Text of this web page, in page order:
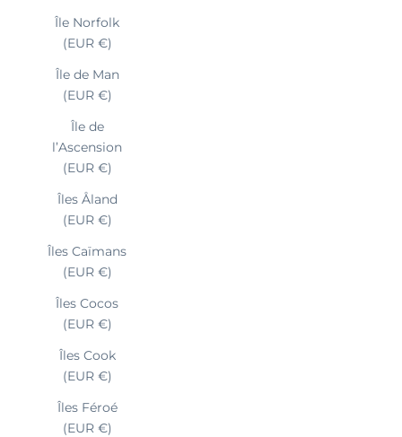
Île Norfolk
(EUR €)
Île de Man
(EUR €)
Île de
l’Ascension
(EUR €)
Îles Åland
(EUR €)
Îles Caïmans
(EUR €)
Îles Cocos
(EUR €)
Îles Cook
(EUR €)
Îles Féroé
(EUR €)